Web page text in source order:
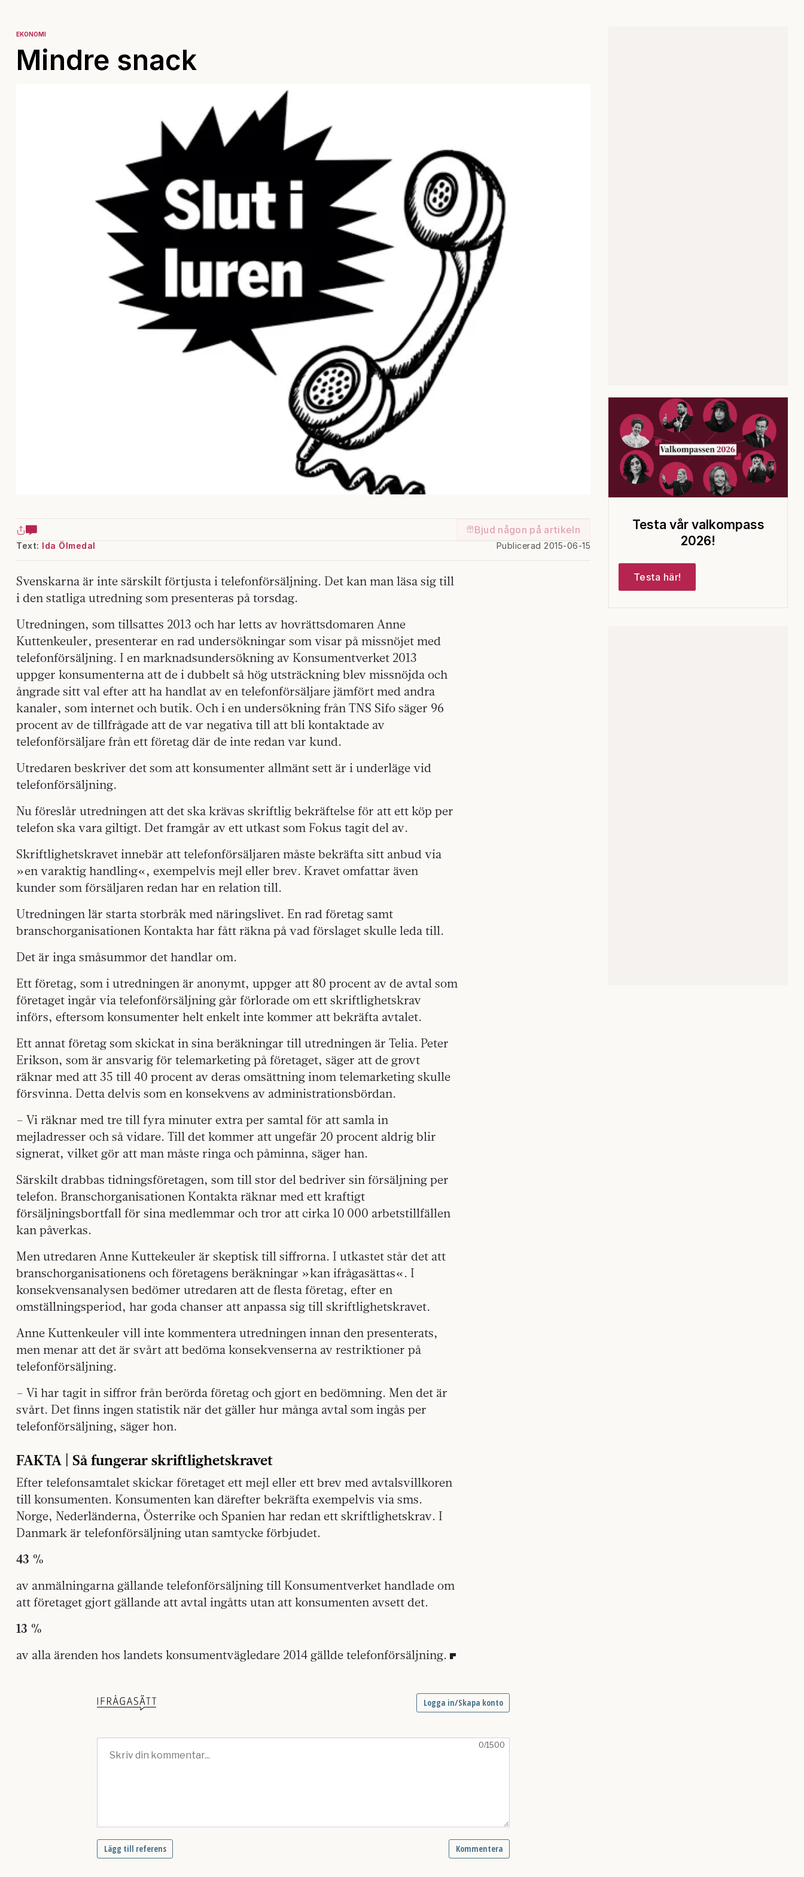
EKONOMI
Mindre snack
Bjud någon på artikeln
Text: Ida Ölmedal Publicerad 2015-06-15
Svenskarna är inte särskilt förtjusta i telefonförsäljning. Det kan man läsa sig till
i den statliga utredning som presenteras på torsdag.
Utredningen, som tillsattes 2013 och har letts av hovrättsdomaren Anne
Kuttenkeuler, presenterar en rad undersökningar som visar på missnöjet med
telefonförsäljning. I en marknadsundersökning av Konsumentverket 2013
uppger konsumenterna att de i dubbelt så hög utsträckning blev missnöjda och
ångrade sitt val efter att ha handlat av en telefonförsäljare jämfört med andra
kanaler, som internet och butik. Och i en undersökning från TNS Sifo säger 96
procent av de tillfrågade att de var negativa till att bli kontaktade av
telefonförsäljare från ett företag där de inte redan var kund.
Utredaren beskriver det som att konsumenter allmänt sett är i underläge vid
telefonförsäljning.
Nu föreslår utredningen att det ska krävas skriftlig bekräftelse för att ett köp per
telefon ska vara giltigt. Det framgår av ett utkast som Fokus tagit del av.
Skriftlighetskravet innebär att telefonförsäljaren måste bekräfta sitt anbud via
»en varaktig handling«, exempelvis mejl eller brev. Kravet omfattar även
kunder som försäljaren redan har en relation till.
Utredningen lär starta storbråk med näringslivet. En rad företag samt
branschorganisationen Kontakta har fått räkna på vad förslaget skulle leda till.
Det är inga småsummor det handlar om.
Ett företag, som i utredningen är anonymt, uppger att 80 procent av de avtal som
företaget ingår via telefonförsäljning går förlorade om ett skriftlighetskrav
införs, eftersom konsumenter helt enkelt inte kommer att bekräfta avtalet.
Ett annat företag som skickat in sina beräkningar till utredningen är Telia. Peter
Erikson, som är ansvarig för telemarketing på företaget, säger att de grovt
räknar med att 35 till 40 procent av deras omsättning inom telemarketing skulle
försvinna. Detta delvis som en konsekvens av administrationsbördan.
– Vi räknar med tre till fyra minuter extra per samtal för att samla in
mejladresser och så vidare. Till det kommer att ungefär 20 procent aldrig blir
signerat, vilket gör att man måste ringa och påminna, säger han.
Särskilt drabbas tidningsföretagen, som till stor del bedriver sin försäljning per
telefon. Branschorganisationen Kontakta räknar med ett kraftigt
försäljningsbortfall för sina medlemmar och tror att cirka 10 000 arbetstillfällen
kan påverkas.
Men utredaren Anne Kuttekeuler är skeptisk till siffrorna. I utkastet står det att
branschorganisationens och företagens beräkningar »kan ifrågasättas«. I
konsekvensanalysen bedömer utredaren att de flesta företag, efter en
omställningsperiod, har goda chanser att anpassa sig till skriftlighetskravet.
Anne Kuttenkeuler vill inte kommentera utredningen innan den presenterats,
men menar att det är svårt att bedöma konsekvenserna av restriktioner på
telefonförsäljning.
– Vi har tagit in siffror från berörda företag och gjort en bedömning. Men det är
svårt. Det finns ingen statistik när det gäller hur många avtal som ingås per
telefonförsäljning, säger hon.
FAKTA | Så fungerar skriftlighetskravet
Efter telefonsamtalet skickar företaget ett mejl eller ett brev med avtalsvillkoren
till konsumenten. Konsumenten kan därefter bekräfta exempelvis via sms.
Norge, Nederländerna, Österrike och Spanien har redan ett skriftlighetskrav. I
Danmark är telefonförsäljning utan samtycke förbjudet.
43 %
av anmälningarna gällande telefonförsäljning till Konsumentverket handlade om
att företaget gjort gällande att avtal ingåtts utan att konsumenten avsett det.
13 %
av alla ärenden hos landets konsumentvägledare 2014 gällde telefonförsäljning.
Testa vår valkompass
2026!
Testa här!